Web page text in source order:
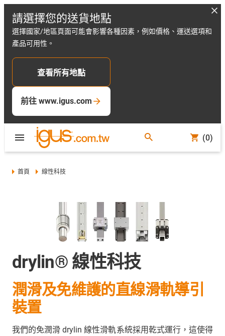
請選擇您的送貨地點
選擇國家/地區頁面可能會影響各種因素，例如價格、運送選項和
產品可用性。
查看所有地點
前往 www.igus.com
(0)
首頁 線性科技
drylin® 線性科技
潤滑及免維護的直線滑軌導引
裝置
我們的免潤滑 drylin 線性滑軌系統採用乾式運行，這使得